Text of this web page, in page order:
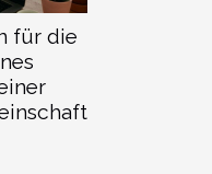
für die